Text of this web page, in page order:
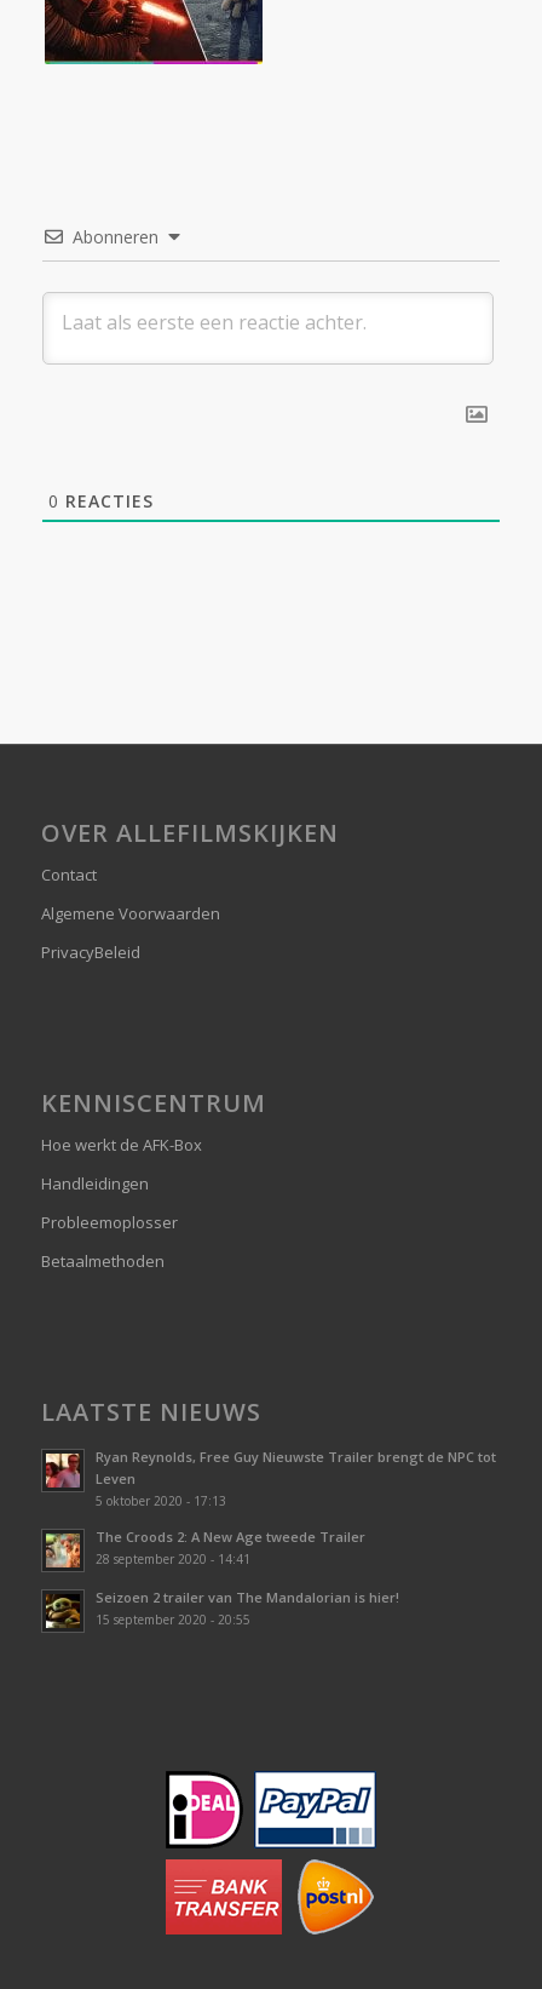
Abonneren
0 REACTIES
OVER ALLEFILMSKIJKEN
Contact
Algemene Voorwaarden
PrivacyBeleid
KENNISCENTRUM
Hoe werkt de AFK-Box
Handleidingen
Probleemoplosser
Betaalmethoden
LAATSTE NIEUWS
Ryan Reynolds, Free Guy Nieuwste Trailer brengt de NPC tot
Leven
5 oktober 2020 - 17:13
The Croods 2: A New Age tweede Trailer
28 september 2020 - 14:41
Seizoen 2 trailer van The Mandalorian is hier!
15 september 2020 - 20:55